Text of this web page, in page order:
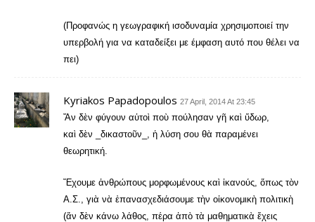
(Προφανώς η γεωγραφική ισοδυναμία χρησιμοποιεί την
υπερβολή για να καταδείξει με έμφαση αυτό που θέλει να
πει)
Kyriakos Papadopoulos 27 April, 2014 At 23:45
Ἄν δὲν φύγουν αὐτοὶ ποὺ πούλησαν γῆ καὶ ὕδωρ,
καὶ δὲν _δικαστοῦν_, ἡ λύση σου θὰ παραμένει
θεωρητική.
Ἔχουμε ἀνθρώπους μορφωμένους καὶ ἰκανούς, ὅπως τὸν
Α.Σ., γιὰ νὰ ἐπανασχεδιάσουμε τὴν οἰκονομικὴ πολιτικὴ
(ἄν δὲν κάνω λάθος, πέρα ἀπὸ τὰ μαθηματικὰ ἔχεις